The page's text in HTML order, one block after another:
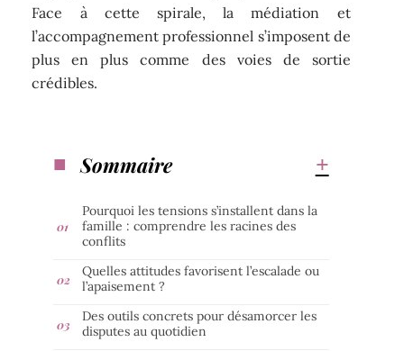
Face à cette spirale, la médiation et
l’accompagnement professionnel s’imposent de
plus en plus comme des voies de sortie
crédibles.
Sommaire
Pourquoi les tensions s’installent dans la
famille : comprendre les racines des
conflits
Quelles attitudes favorisent l’escalade ou
l’apaisement ?
Des outils concrets pour désamorcer les
disputes au quotidien